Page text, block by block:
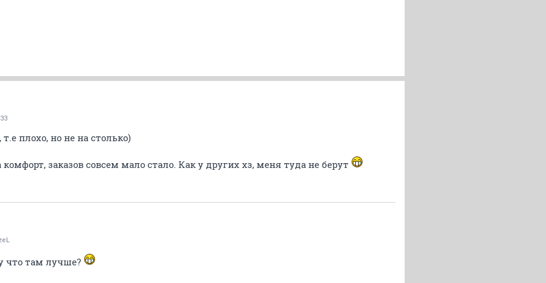
плохо, но не на столько)
заказов совсем мало стало. Как у других хз, меня туда не берут
что там лучше?